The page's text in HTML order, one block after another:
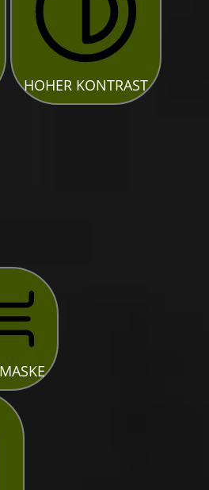
HOHER KONTRAST